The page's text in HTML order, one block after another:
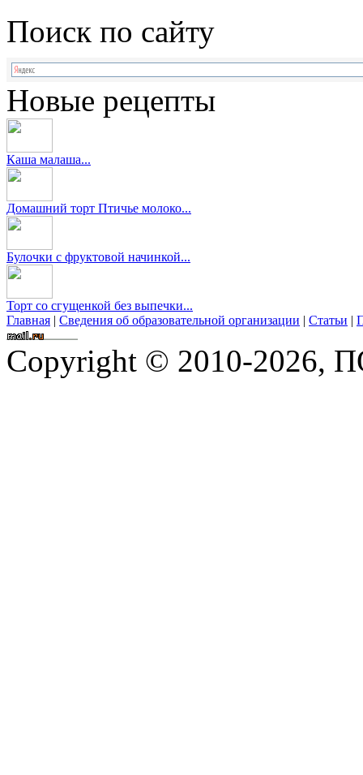
Поиск по сайту
Новые рецепты
Каша малаша...
Домашний торт Птичье молоко...
Булочки с фруктовой начинкой...
Торт со сгущенкой без выпечки...
Главная | Сведения об образовательной организации | Статьи |
Copyright © 2010-2026,